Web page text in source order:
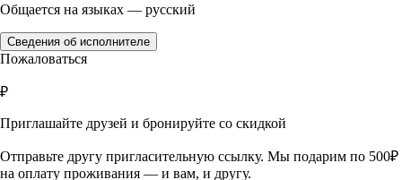
Общается на языках — русский
Сведения об исполнителе
Пожаловаться
₽
Приглашайте друзей и бронируйте со скидкой
Отправьте другу пригласительную ссылку. Мы подарим по 500₽
на оплату проживания — и вам, и другу.